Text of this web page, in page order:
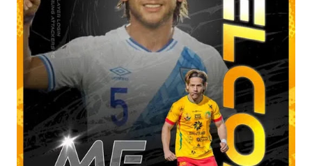
vivía en Estados Unidos antes de ir a ser una prueba a la
filial del Cruz Azul de México, club al que se vinculó tras
destacar en una gira en Europa. Misael Ospina Pinto Lugar
y fecha de nacimiento: Barberena, Santa Rosa, 29 de julio
1996 Posición: Volante por derecha Peso: 143 libras
Estatura: 1.75 metros Equipo: Cruz Azul de Segunda
División de México Estudios: Quinto bachillerato en México
via. luchosolares.blogspot.com